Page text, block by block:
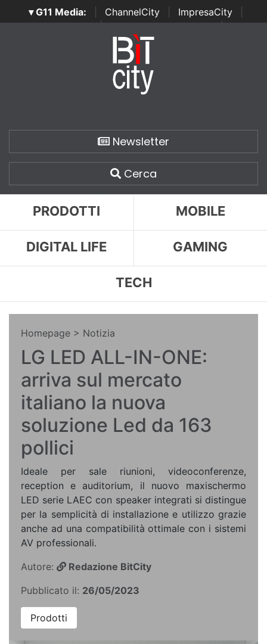
▾ G11 Media: ChannelCity ImpresaCity
SecurityOpenLab | Italian Channel Awards | Italian
Italian Security Awards
Newsletter
Cerca
PRODOTTI MOBILE
DIGITAL LIFE GAMING
TECH
Homepage > Notizia
LG LED ALL-IN-ONE:
arriva sul mercato
italiano la nuova
soluzione Led da 163
pollici
Ideale per sale riunioni, videoconferenze,
reception e auditorium, il nuovo maxischermo
LED serie LAEC con speaker integrati si distingue
per la semplicità di installazione e utilizzo grazie
anche ad una compatibilità ottimale con i sistemi
AV professionali.
Autore:
Redazione BitCity
Pubblicato il: 26/05/2023
Prodotti